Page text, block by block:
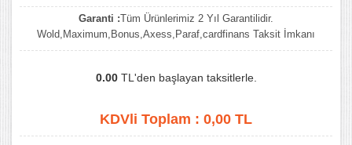
Garanti :Tüm Ürünlerimiz 2 Yıl Garantilidir.
Wold,Maximum,Bonus,Axess,Paraf,cardfinans Taksit İmkanı
0.00TL'den başlayan taksitlerle.
KDVli Toplam : 0,00 TL